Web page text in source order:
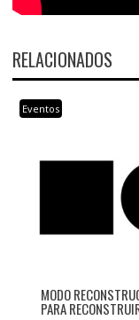
RELACIONADOS
Eventos
MODO
PARA